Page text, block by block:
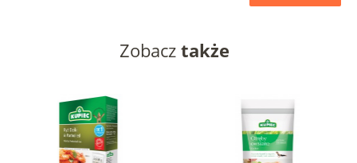
Zobacz także